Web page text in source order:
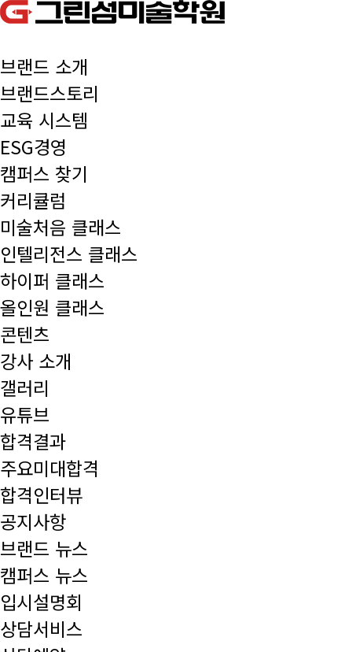
브랜드 소개
브랜드스토리
교육 시스템
ESG경영
캠퍼스 찾기
커리큘럼
미술처음 클래스
인텔리전스 클래스
하이퍼 클래스
올인원 클래스
콘텐츠
강사 소개
갤러리
유튜브
합격결과
주요미대합격
합격인터뷰
공지사항
브랜드 뉴스
캠퍼스 뉴스
입시설명회
상담서비스